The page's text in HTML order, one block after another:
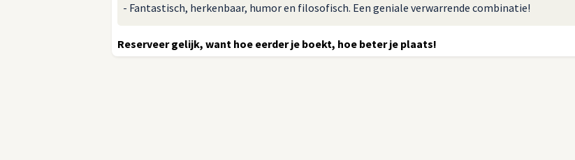
- Fantastisch, herkenbaar, humor en filosofisch. Een geniale verwarrende combinatie!
Reserveer gelijk, want hoe eerder je boekt, hoe beter je plaats!